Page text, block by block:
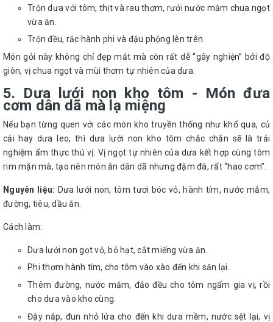
Trộn dưa với tôm, thịt và rau thơm, rưới nước mắm chua ngọt
vừa ăn.
Trộn đều, rắc hành phi và đậu phộng lên trên.
Món gỏi này không chỉ đẹp mắt mà còn rất dễ “gây nghiện” bởi độ
giòn, vị chua ngọt và mùi thơm tự nhiên của dưa.
5. Dưa lưới non kho tôm - Món đưa
cơm dân dã mà lạ miệng
Nếu bạn từng quen với các món kho truyền thống như khổ qua, củ
cải hay dưa leo, thì dưa lưới non kho tôm chắc chắn sẽ là trải
nghiệm ẩm thực thú vị. Vị ngọt tự nhiên của dưa kết hợp cùng tôm
rim mặn mà, tạo nên món ăn dân dã nhưng đậm đà, rất “hao cơm”.
Nguyên liệu: Dưa lưới non, tôm tươi bóc vỏ, hành tím, nước mắm,
đường, tiêu, dầu ăn.
Cách làm:
Dưa lưới non gọt vỏ, bỏ hạt, cắt miếng vừa ăn.
Phi thơm hành tím, cho tôm vào xào đến khi săn lại.
Thêm đường, nước mắm, đảo đều cho tôm ngấm gia vị, rồi
cho dưa vào kho cùng.
Đậy nắp, đun nhỏ lửa cho đến khi dưa mềm, nước sệt lại, vị